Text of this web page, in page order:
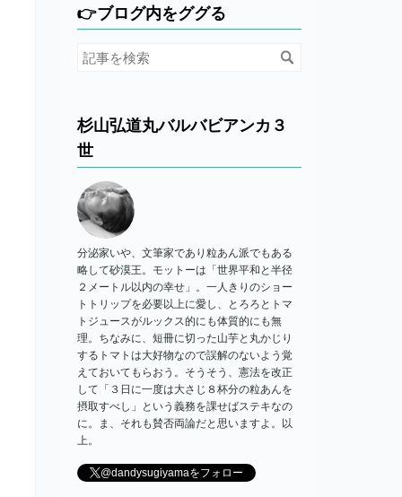
👉ブログ内をググる
杉山弘道丸バルバビアンカ３
世
分泌家いや、文筆家であり粒あん派でもある
略して砂漠王。モットーは「世界平和と半径
２メートル以内の幸せ」。一人きりのショー
トトリップを必要以上に愛し、とろろとトマ
トジュースがルックス的にも体質的にも無
理。ちなみに、短冊に切った山芋と丸かじり
するトマトは大好物なので誤解のないよう覚
えておいてもらおう。そうそう、憲法を改正
して「３日に一度は大さじ８杯分の粒あんを
摂取すべし」という義務を課せばステキなの
に。ま、それも賛否両論だと思いますよ。以
上。
@dandysugiyamaをフォロー